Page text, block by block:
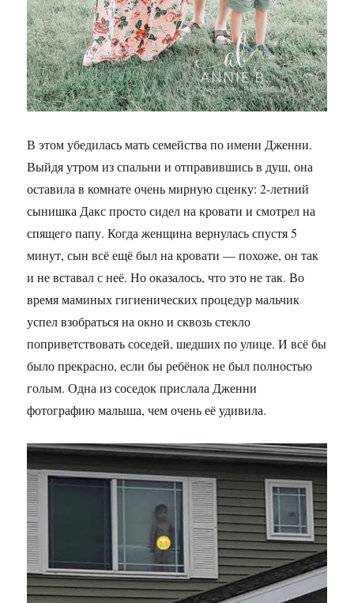
В этом убедилась мать семейства по имени Дженни.
Выйдя утром из спальни и отправившись в душ, она
оставила в комнате очень мирную сценку: 2-летний
сынишка Дакс просто сидел на кровати и смотрел на
спящего папу. Когда женщина вернулась спустя 5
минут, сын всё ещё был на кровати — похоже, он так
и не вставал с неё. Но оказалось, что это не так. Во
время маминых гигиенических процедур мальчик
успел взобраться на окно и сквозь стекло
поприветствовать соседей, шедших по улице. И всё бы
было прекрасно, если бы ребёнок не был полностью
голым. Одна из соседок прислала Дженни
фотографию малыша, чем очень её удивила.